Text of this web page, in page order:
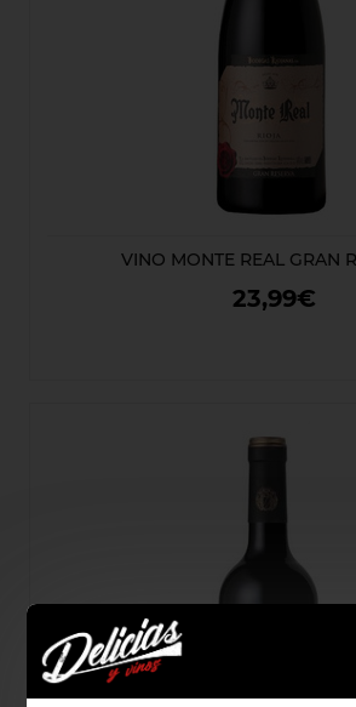
VINO MONTE REAL GRAN
23,99€